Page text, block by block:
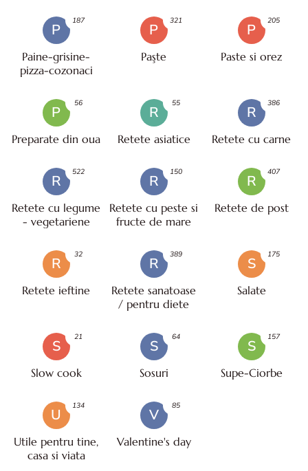
P
Paine-grisine-
pizza-cozonaci
187
P
Paşte
321
P
Paste si orez
205
P
Preparate din oua
56
R
Retete asiatice
55
R
Retete cu carne
386
R
Retete cu legume
- vegetariene
522
R
Retete cu peste si
fructe de mare
150
R
Retete de post
407
R
Retete ieftine
32
R
Retete sanatoase
/ pentru diete
389
S
Salate
175
S
Slow cook
21
S
Sosuri
64
S
Supe-Ciorbe
157
U
Utile pentru tine,
casa si viata
134
V
Valentine's day
85